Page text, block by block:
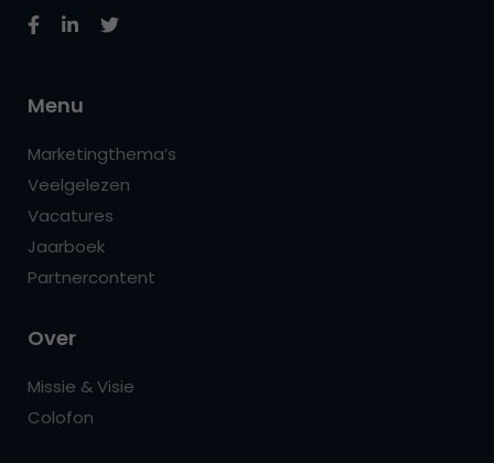
Menu
Marketingthema’s
Veelgelezen
Vacatures
Jaarboek
Partnercontent
Over
Missie & Visie
Colofon